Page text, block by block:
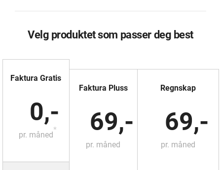
Velg produktet som passer deg best
Faktura Gratis
0,-
pr. måned
*
Faktura Pluss
69,-
pr. måned
Regnskap
69,-
pr. måned